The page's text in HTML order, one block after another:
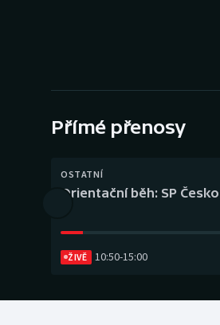
Přímé přenosy
OSTATNÍ
Orientační běh: SP
ŽIVĚ 10:50-15:00